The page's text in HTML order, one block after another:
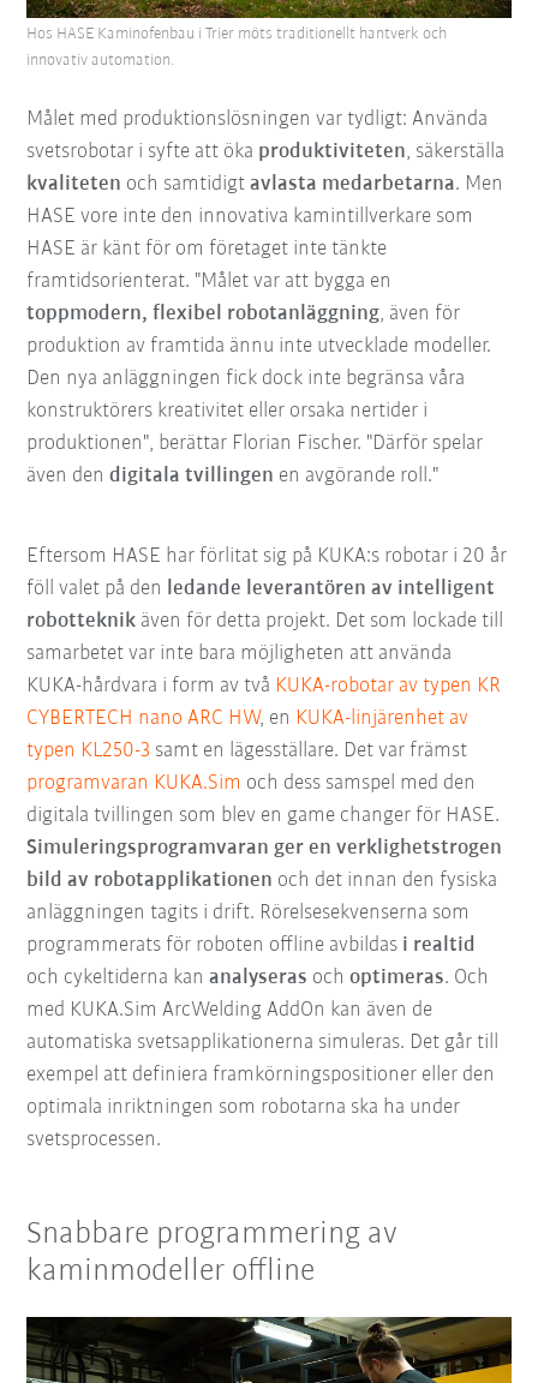
Målet med produktionslösningen var tydligt: Använda
svetsrobotar i syfte att öka produktiviteten, säkerställa
kvaliteten och samtidigtavlasta medarbetarna. Men
HASE vore inte den innovativa kamintillverkare som
HASE är känt för om företaget inte tänkte
framtidsorienterat. "Målet var att bygga en
toppmodern, flexibel robotanläggning, även för
produktion av framtida ännu inte utvecklade modeller.
Den nya anläggningen fick dock inte begränsa våra
konstruktörers kreativitet eller orsaka nertider i
produktionen", berättar Florian Fischer. "Därför spelar
även dendigitala tvillingen en avgörande roll."
Hos HASE Kaminofenbau i Trier möts traditionellt hantverk och
innovativ automation.
Eftersom HASE har förlitat sig på KUKA:s robotar i 20 år
föll valet på den ledande leverantören av intelligent
robotteknik även för detta projekt. Det som lockade till
samarbetet var inte bara möjligheten att använda
KUKA-hårdvara i form av två KUKA-robotar av typen KR
CYBERTECH nano ARC HW, en KUKA-linjärenhet av
typen KL250-3 samt en lägesställare. Det var främst
programvaran KUKA.Sim och dess samspel med den
digitala tvillingen som blev en game changer för HASE.
Simuleringsprogramvaran ger en verklighetstrogen
bild av robotapplikationen och det innan den fysiska
anläggningen tagits i drift. Rörelsesekvenserna som
programmerats för roboten offline avbildas i realtid
och cykeltiderna kananalyseras ochoptimeras. Och
med KUKA.Sim ArcWelding AddOn kan även de
automatiska svetsapplikationerna simuleras. Det går till
exempel att definiera framkörningspositioner eller den
optimala inriktningen som robotarna ska ha under
svetsprocessen.
Snabbare programmering av
kaminmodeller offline